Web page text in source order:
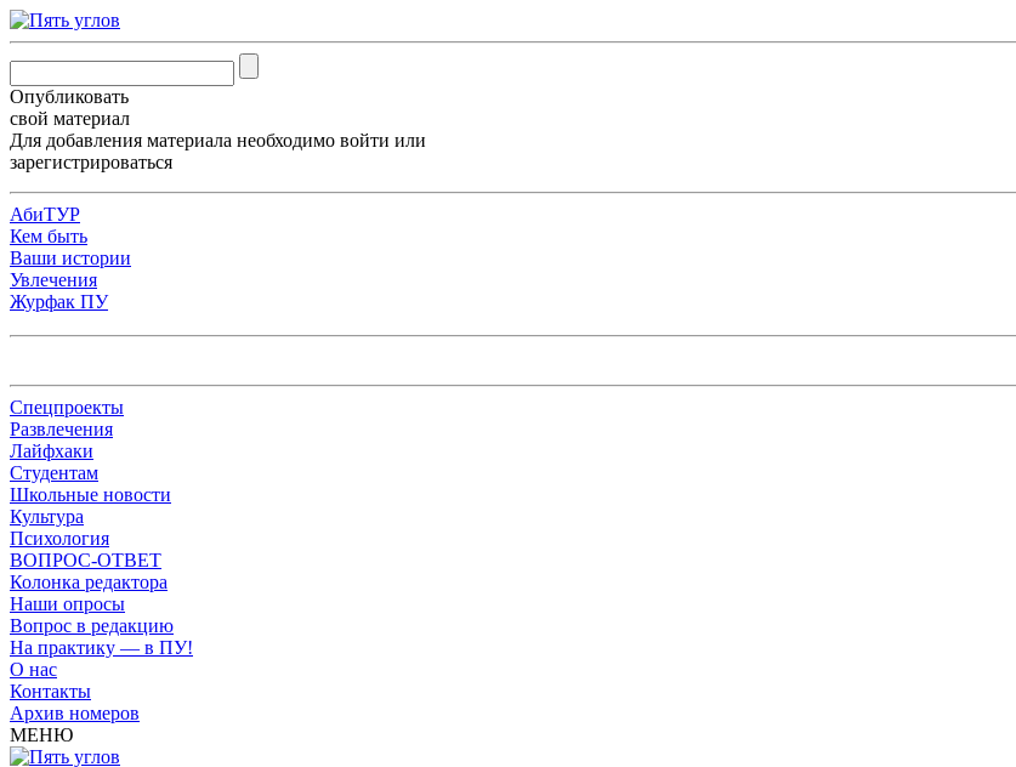
Опубликовать
свой материал
Для добавления материала необходимо войти или
зарегистрироваться
АбиТУР
Кем быть
Ваши истории
Увлечения
Журфак ПУ
Спецпроекты
Развлечения
Лайфхаки
Студентам
Школьные новости
Культура
Психология
ВОПРОС-ОТВЕТ
Колонка редактора
Наши опросы
Вопрос в редакцию
На практику — в ПУ!
О нас
Контакты
Архив номеров
МЕНЮ